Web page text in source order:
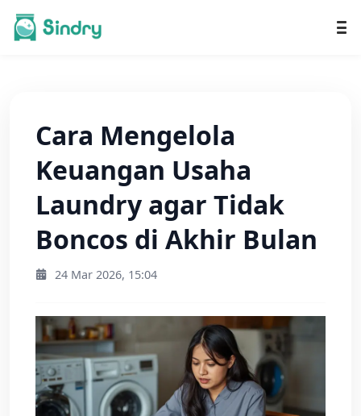
Cara Mengelola
Keuangan Usaha
Laundry agar Tidak
Boncos di Akhir Bulan
24 Mar 2026, 15:04